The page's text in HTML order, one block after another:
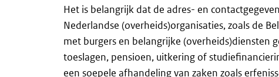
Het is belangrijk dat de adres- en
Nederlandse (overheids)organisaties, zoals de
met burgers en belangrijke
toeslagen, pensioen, uitkering of
een soepele afhandeling van zaken zoals